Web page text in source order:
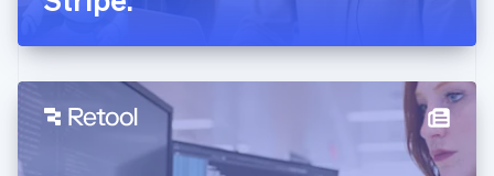
EspañolEnglish
English
États-Unis
Español简体中文
Finlande